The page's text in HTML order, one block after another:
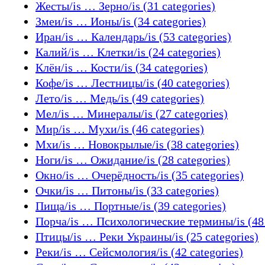
Жесты/is … Зерно/is (31 categories)
Змеи/is … Ионы/is (34 categories)
Иран/is … Календарь/is (53 categories)
Калий/is … Клетки/is (24 categories)
Клён/is … Кости/is (34 categories)
Кофе/is … Лестницы/is (40 categories)
Лето/is … Медь/is (49 categories)
Мел/is … Минералы/is (27 categories)
Мир/is … Мухи/is (46 categories)
Мхи/is … Новокрылые/is (38 categories)
Ноги/is … Ожидание/is (28 categories)
Окно/is … Очерёдность/is (35 categories)
Очки/is … Питоны/is (33 categories)
Пища/is … Портные/is (39 categories)
Порча/is … Психологические термины/is (48
Птицы/is … Реки Украины/is (25 categories)
Реки/is … Сейсмология/is (42 categories)